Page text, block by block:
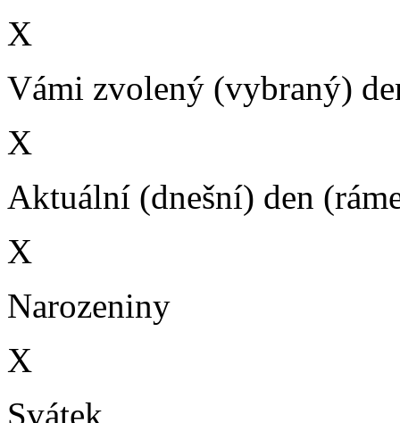
X
Vámi zvolený (vybraný)
X
Aktuální (dnešní) den
X
Narozeniny
X
Svátek